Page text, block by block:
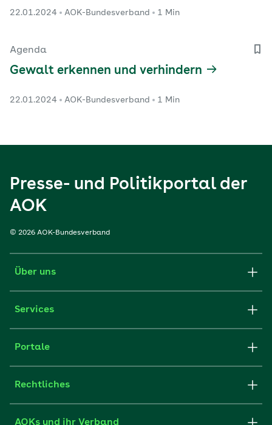
22.01.2024 AOK-Bundesverband 1 Min
Agenda
Gewalt erkennen und verhindern
22.01.2024 AOK-Bundesverband 1 Min
Presse- und Politikportal der
AOK
© 2026 AOK-Bundesverband
Über uns
Services
Portale
Rechtliches
AOKs und ihr Verband